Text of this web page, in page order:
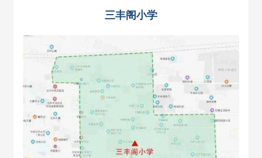
三丰阁小学